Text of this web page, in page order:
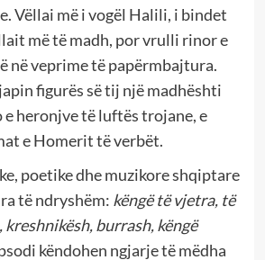
Vëllai më i vogël Halili, i bindet
më të madh, por vrulli rinor e
në veprime të papërmbajtura.
figurës së tij një madhështi
e heronjve të luftës trojane, e
e Homerit të verbët.
poetike dhe muzikore shqiptare
të ndryshëm: këngë të vjetra, të
burrash, këngë
këndohen ngjarje të mëdha